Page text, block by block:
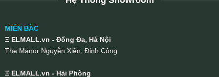
MIỀN BẮC
Ξ ELMALL.vn - Đống Đa, Hà Nội
The Manor Nguyễn Xiển, Định Công
Ξ ELMALL.vn - Hải Phòng